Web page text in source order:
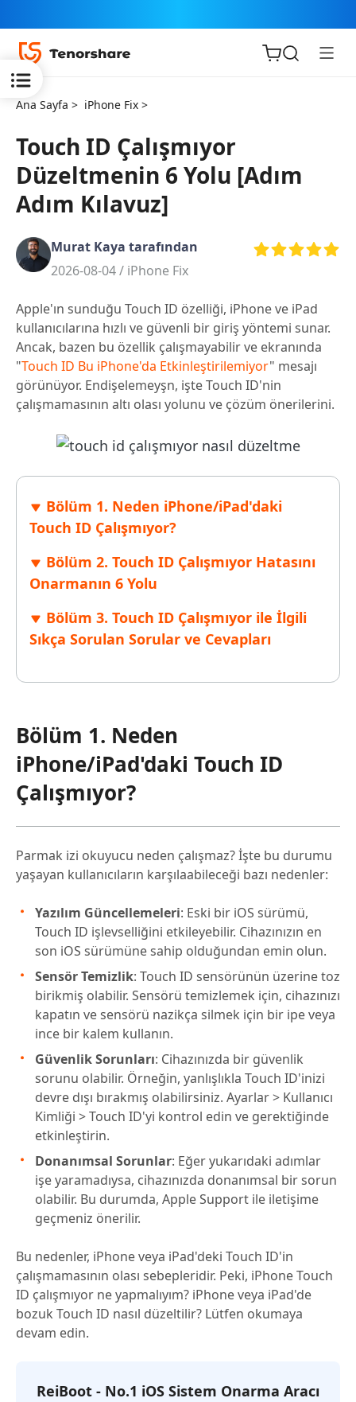
iOS için
ReiBoot
Tenorshare
PDNob
iAnyGo
Ana Sayfa > iPhone Fix >
Touch ID Çalışmıyor
Düzeltmenin 6 Yolu [Adım
Adım Kılavuz]
Murat Kaya tarafından
2026-08-04 / iPhone Fix
Apple'ın sunduğu Touch ID özelliği, iPhone ve iPad
kullanıcılarına hızlı ve güvenli bir giriş yöntemi sunar.
Ancak, bazen bu özellik çalışmayabilir ve ekranında
"Touch ID Bu iPhone'da Etkinleştirilemiyor" mesajı
görünüyor. Endişelemeyşn, işte Touch ID'nin
çalışmamasının altı olası yolunu ve çözüm önerilerini.
Bölüm 1. Neden iPhone/iPad'daki
Touch ID Çalışmıyor?
Bölüm 2. Touch ID Çalışmıyor Hatasını
Onarmanın 6 Yolu
Bölüm 3. Touch ID Çalışmıyor ile İlgili
Sıkça Sorulan Sorular ve Cevapları
Bölüm 1. Neden
iPhone/iPad'daki Touch ID
Çalışmıyor?
Parmak izi okuyucu neden çalışmaz? İşte bu durumu
yaşayan kullanıcıların karşılaabileceği bazı nedenler:
Yazılım Güncellemeleri: Eski bir iOS sürümü,
Touch ID işlevselliğini etkileyebilir. Cihazınızın en
son iOS sürümüne sahip olduğundan emin olun.
Sensör Temizlik: Touch ID sensörünün üzerine toz
birikmiş olabilir. Sensörü temizlemek için, cihazınızı
kapatın ve sensörü nazikça silmek için bir ipe veya
ince bir kalem kullanın.
Güvenlik Sorunları: Cihazınızda bir güvenlik
sorunu olabilir. Örneğin, yanlışlıkla Touch ID'inizi
devre dışı bırakmış olabilirsiniz. Ayarlar > Kullanıcı
Kimliği > Touch ID'yi kontrol edin ve gerektiğinde
etkinleştirin.
Donanımsal Sorunlar: Eğer yukarıdaki adımlar
işe yaramadıysa, cihazınızda donanımsal bir sorun
olabilir. Bu durumda, Apple Support ile iletişime
geçmeniz önerilir.
Bu nedenler, iPhone veya iPad'deki Touch ID'in
çalışmamasının olası sebepleridir. Peki, iPhone Touch
ID çalışmıyor ne yapmalıyım? iPhone veya iPad'de
bozuk Touch ID nasıl düzeltilir? Lütfen okumaya
devam edin.
ReiBoot - No.1 iOS Sistem Onarma Aracı